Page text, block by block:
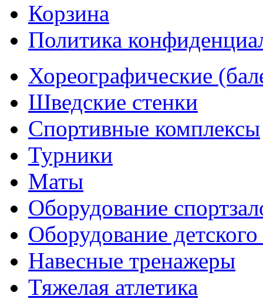
Корзина
Политика
Хореографические
Шведские стенки
Cпортивные комплексы
Турники
Маты
Оборудование
Оборудование детского
Навесные тренажеры
Тяжелая атлетика